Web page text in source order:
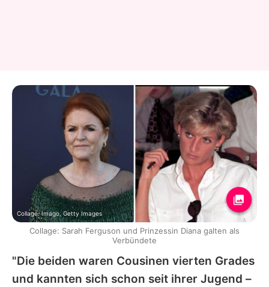
"Die beiden waren Cousinen vierten Grades
und kannten sich schon seit ihrer Jugend –
Collage: Imago, Getty Images
Collage: Sarah Ferguson und Prinzessin Diana galten als
Verbündete